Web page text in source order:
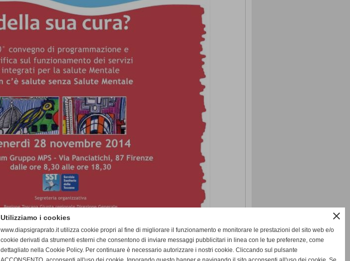
close
Utilizziamo i cookies
www.diapsigraprato.it utilizza cookie propri al fine di migliorare il funzionamento e monitorare le prestazioni del sito web e/o
cookie derivati da strumenti esterni che consentono di inviare messaggi pubblicitari in linea con le tue preferenze, come
dettagliato nella Cookie Policy. Per continuare è necessario autorizzare i nostri cookie. Cliccando sul pulsante